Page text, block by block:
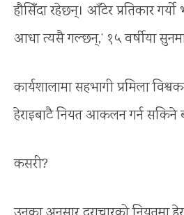
हौसिँदा रहेछन्। आँटेर प्रतिकार
आधा त्यसै गल्छन्,’ १५ वर्षीया
कार्यशालामा सहभागी प्रमिला
हेराइबाटै नियत आकलन गर्न सकिने
कसरी?